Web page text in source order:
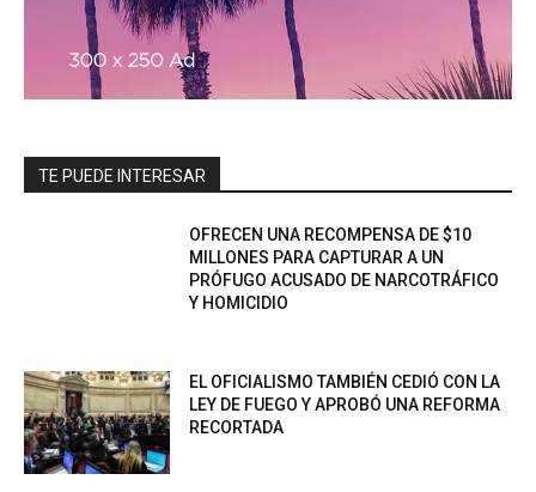
TE PUEDE INTERESAR
OFRECEN UNA RECOMPENSA DE $10
MILLONES PARA CAPTURAR A UN
PRÓFUGO ACUSADO DE NARCOTRÁFICO
Y HOMICIDIO
EL OFICIALISMO TAMBIÉN CEDIÓ CON LA
LEY DE FUEGO Y APROBÓ UNA REFORMA
RECORTADA